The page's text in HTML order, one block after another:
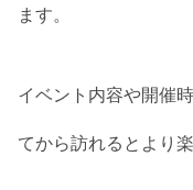
ます。
イベント内容や開催
てから訪れるとより楽